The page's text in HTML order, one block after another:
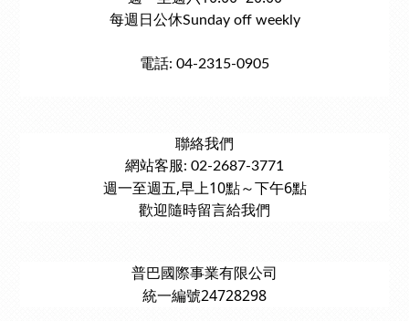
每週日公休Sunday off weekly
電話: 04-2315-0905
聯絡我們
網站客服: 02-2687-3771
週一至週五,早上10點～下午6點
歡迎隨時留言給我們
普巴國際事業有限公司
統一編號24728298